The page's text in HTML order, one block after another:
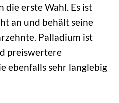
die erste Wahl. Es ist
an und behält seine
Palladium ist
preiswertere
ebenfalls sehr langlebig